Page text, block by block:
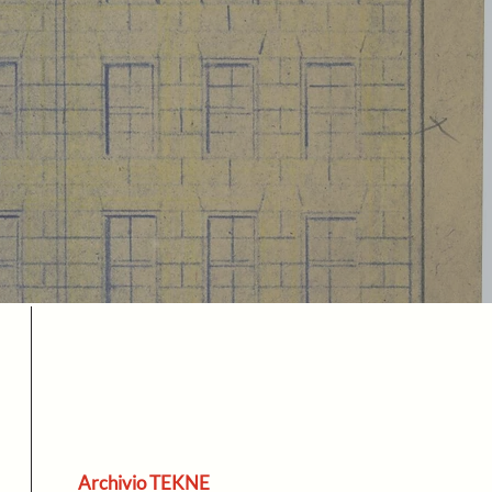
Archivio TEKNE